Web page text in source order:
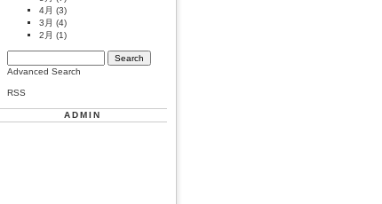
4月 (3)
3月 (4)
2月 (1)
Advanced Search
RSS
ADMIN